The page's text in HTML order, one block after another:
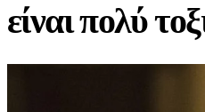
είναι πολύ